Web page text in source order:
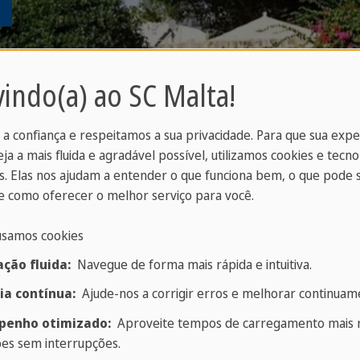
Sprachcaffe em Malta? Estamos ansiosos por te
Reserva agora!
ao SC Malta!
confiança e respeitamos a sua privacidade. Para que sua
a mais fluida e agradável possível, utilizamos cookies e
Elas nos ajudam a entender o que funciona bem, o que pode
como oferecer o melhor serviço para você.
cookies
fluida:Navegue de forma mais rápida e intuitiva.
contínua:Ajude-nos a corrigir erros e melhorar
otimizado:Aproveite tempos de carregamento mais
sem interrupções.